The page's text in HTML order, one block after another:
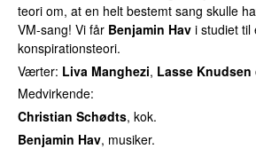
teori om, at en helt bestemt sang skulle
VM-sang! Vi får Benjamin Hav i studiet til
konspirationsteori.
Værter: Liva Manghezi, Lasse Knudsen
Medvirkende:
Christian Schødts, kok.
Benjamin Hav, musiker.